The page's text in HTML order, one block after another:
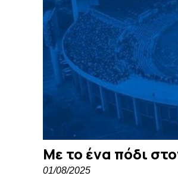
Με το ένα πόδι
01/08/2025